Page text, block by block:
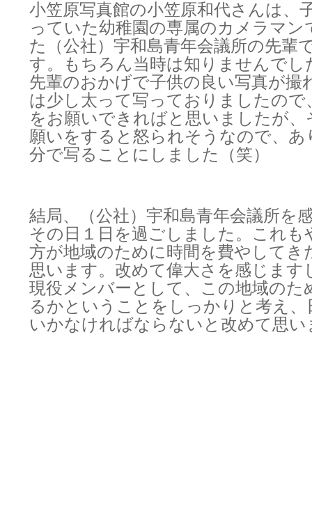
小笠原写真館の小笠原和代さんは、
っていた幼稚園の専属のカメラマン
た（公社）宇和島青年会議所の先輩
す。もちろん当時は知りませんでし
先輩のおかげで子供の良い写真が撮
は少し太って写っておりましたので
をお願いできればと思いましたが
願いをすると怒られそうなので、あ
分で写ることにしました（笑）
結局、（公社）宇和島青年会議所を
その日１日を過ごしました。これも
方が地域のために時間を費やしてき
思います。改めて偉大さを感じます
現役メンバーとして、この地域のた
るかということをしっかりと考え、
いかなければならないと改めて思い